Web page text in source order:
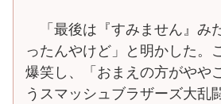
「最後は『すみません』み
ったんやけど」と明かした。
爆笑し、「おまえの方がやや
うスマッシュブラザーズ大乱